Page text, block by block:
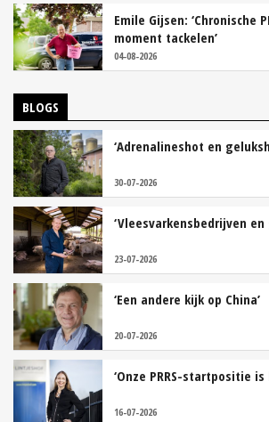
Emile Gijsen: ‘Chronische
moment tackelen’
04-08-2026
BLOGS
‘Adrenalineshot en
30-07-2026
‘Vleesvarkensbedrijven
23-07-2026
‘Een andere kijk op China’
20-07-2026
‘Onze PRRS-startpositie is
16-07-2026